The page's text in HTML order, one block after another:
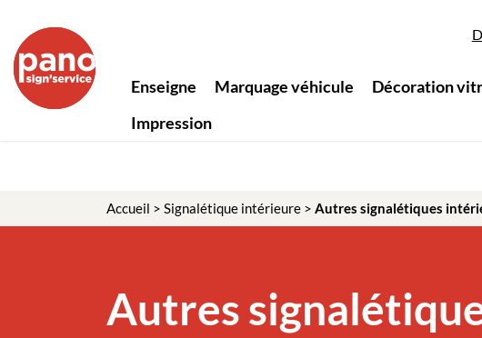
Enseigne Marquage véhicule Décoration
Impression
Accueil > Signalétique intérieure > Autres signalétiques
Autres